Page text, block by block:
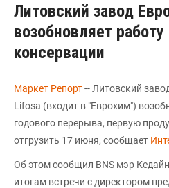
Литовский завод
возобновляет
консервации
Маркет Репорт-- Литовский
Lifosa (входит в "Еврохим")
годового перерыва, первую
отгрузить 17 июня, сообщает
Об этом сообщил BNS мэр
итогам встречи с директором